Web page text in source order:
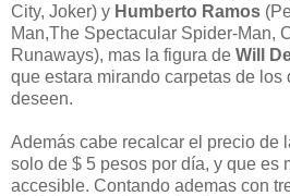
City, Joker) y Humberto Ramos
Man,The Spectacular Spider-Man,
Runaways), mas la figura de Will
que estara mirando carpetas de los
deseen.
Además cabe recalcar el precio de
solo de $ 5 pesos por día, y que es
accesible. Contando ademas con